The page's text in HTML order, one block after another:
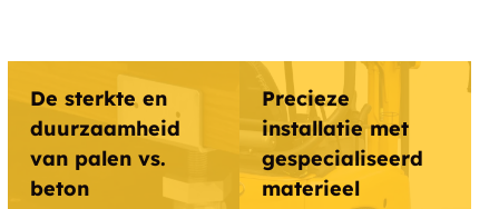
De sterkte en
duurzaamheid
van palen vs.
beton
Precieze
installatie met
gespecialiseerd
materieel